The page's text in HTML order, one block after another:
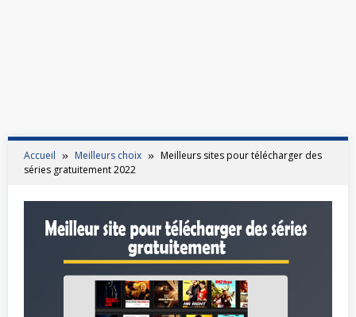
Accueil Meilleurs choix
Meilleurs sites pour télécharger des
séries gratuitement 2022